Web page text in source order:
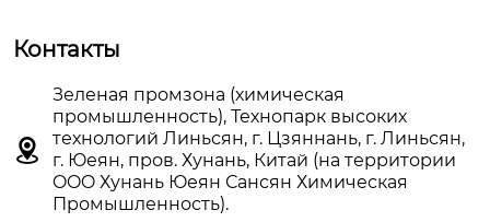
Контакты

Зеленая промзона (химическая
промышленность), Технопарк высоких
технологий Линьсян, г. Цзяннань, г. Линьсян,
г. Юеян, пров. Хунань, Китай (на территории
OOO Хунань Юеян Сансян Химическая
Промышленность).